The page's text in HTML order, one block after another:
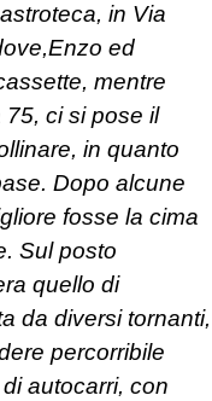
in Via
ed
mentre
ci si pose il
in quanto
Dopo alcune
fosse la cima
Sul posto
quello di
da diversi tornanti,
percorribile
autocarri, con